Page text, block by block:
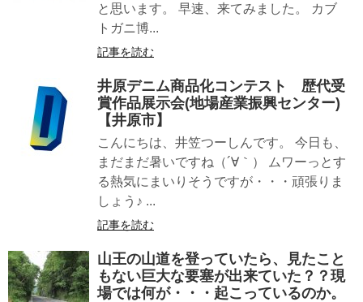
と思います。 早速、来てみました。 カブ
トガニ博...
記事を読む
井原デニム商品化コンテスト 歴代受
賞作品展示会(地場産業振興センター)
【井原市】
こんにちは、井笠つーしんです。 今日も、
まだまだ暑いですね（´∀｀） ムワーっとす
る熱気にまいりそうですが・・・頑張りま
しょう♪ ...
記事を読む
山王の山道を登っていたら、見たこと
もない巨大な要塞が出来ていた？？現
場では何が・・・起こっているのか。